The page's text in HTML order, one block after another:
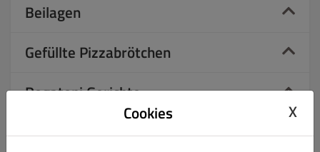
Beilagen
Gefüllte Pizzabrötchen
Rogatoni Gerichte
Falafel Gerichte
Cookies X